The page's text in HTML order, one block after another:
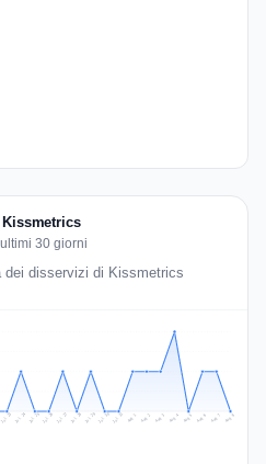
30 giorni
dei disservizi di Kissmetrics
Jul 23 Jul 24 Jul 25 Jul 26 Jul 27 Jul 28 Jul 29 Jul 30 Jul 31 Aug 1 Aug 2 Aug 3 Aug 4 Aug 5 Aug 6 Aug 7 Aug 8